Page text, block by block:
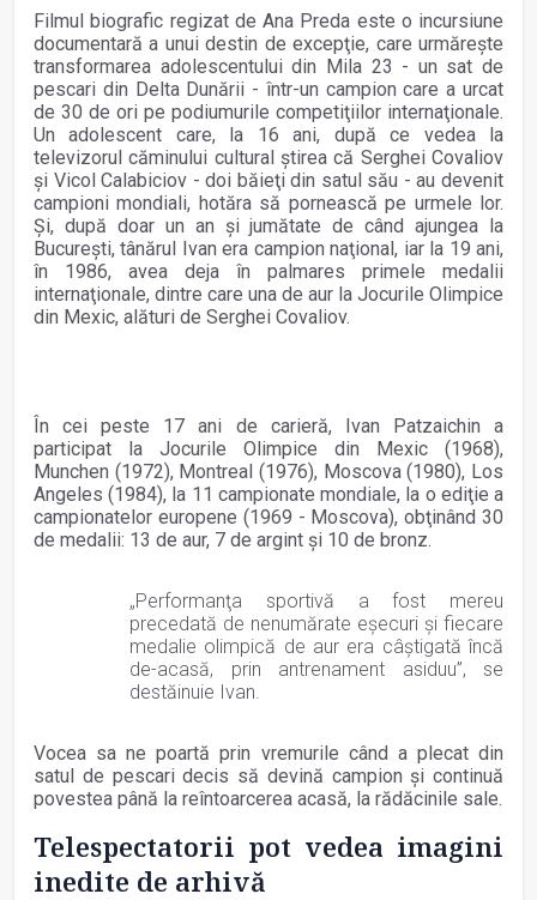
Filmul biografic regizat de Ana Preda este o incursiune
documentară a unui destin de excepţie, care urmăreşte
transformarea adolescentului din Mila 23 - un sat de
pescari din Delta Dunării - într-un campion care a urcat
de 30 de ori pe podiumurile competiţiilor internaţionale.
Un adolescent care, la 16 ani, după ce vedea la
televizorul căminului cultural ştirea că Serghei Covaliov
şi Vicol Calabiciov - doi băieţi din satul său - au devenit
campioni mondiali, hotăra să pornească pe urmele lor.
Şi, după doar un an şi jumătate de când ajungea la
Bucureşti, tânărul Ivan era campion naţional, iar la 19 ani,
în 1986, avea deja în palmares primele medalii
internaţionale, dintre care una de aur la Jocurile Olimpice
din Mexic, alături de Serghei Covaliov.
În cei peste 17 ani de carieră, Ivan Patzaichin a
participat la Jocurile Olimpice din Mexic (1968),
Munchen (1972), Montreal (1976), Moscova (1980), Los
Angeles (1984), la 11 campionate mondiale, la o ediţie a
campionatelor europene (1969 - Moscova), obţinând 30
de medalii: 13 de aur, 7 de argint şi 10 de bronz.
„Performanţa sportivă a fost mereu
precedată de nenumărate eşecuri şi fiecare
medalie olimpică de aur era câştigată încă
de-acasă, prin antrenament asiduu”, se
destăinuie Ivan.
Vocea sa ne poartă prin vremurile când a plecat din
satul de pescari decis să devină campion şi continuă
povestea până la reîntoarcerea acasă, la rădăcinile sale.
Telespectatorii pot vedea imagini
inedite de arhivă